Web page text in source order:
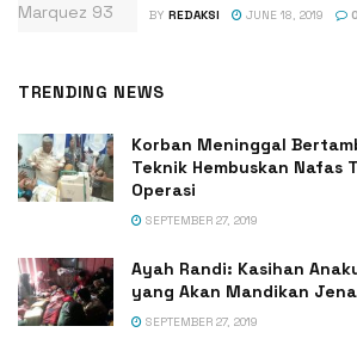
BY REDAKSI JUNE 18, 2019 0
TRENDING NEWS
Korban Meninggal
Teknik Hembuskan Nafas
Operasi
SEPTEMBER 27, 2019
Ayah Randi: Kasihan
yang Akan Mandikan
SEPTEMBER 27, 2019